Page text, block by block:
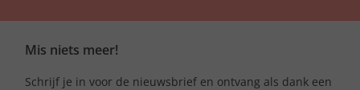
Mis niets meer!
Schrijf je in voor de nieuwsbrief en ontvang als dank een